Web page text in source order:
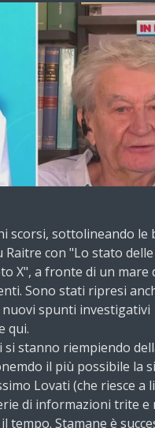
scorsi, sottolineando le
con "Lo stato delle
X", a fronte di un mare
Sono stati ripresi
spunti investigativi
qui.
stanno riempiendo
il più possibile la
Lovati (che riesce a
di informazioni trite
tempo. Stamane è